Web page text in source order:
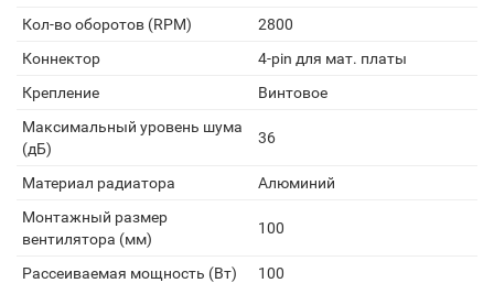
Кол-во оборотов (RPM)
2800
Коннектор
4-pin для мат. платы
Крепление
Винтовое
Максимальный уровень шума
(дБ)
36
Материал радиатора
Алюминий
Монтажный размер
вентилятора (мм)
100
Рассеиваемая мощность (Вт)
100